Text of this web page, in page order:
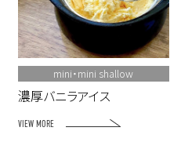
mini・mini shallow
濃厚バニラアイス
VIEW MORE